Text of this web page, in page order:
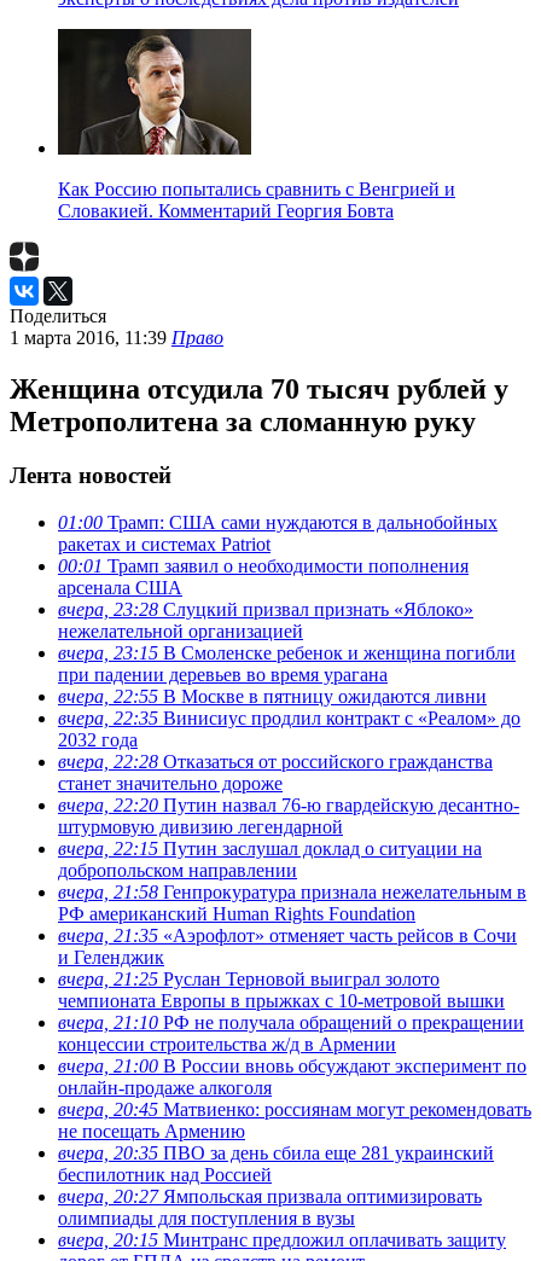
Как Россию попытались сравнить с Венгрией и
Словакией. Комментарий Георгия Бовта
Поделиться
1 марта 2016, 11:39 Право
Женщина отсудила 70 тысяч рублей у
Метрополитена за сломанную руку
Лента новостей
01:00 Трамп: США сами нуждаются в дальнобойных
ракетах и системах Patriot
00:01 Трамп заявил о необходимости пополнения
арсенала США
вчера, 23:28 Слуцкий призвал признать «Яблоко»
нежелательной организацией
вчера, 23:15 В Смоленске ребенок и женщина погибли
при падении деревьев во время урагана
вчера, 22:55 В Москве в пятницу ожидаются ливни
вчера, 22:35 Винисиус продлил контракт с «Реалом» до
2032 года
вчера, 22:28 Отказаться от российского гражданства
станет значительно дороже
вчера, 22:20 Путин назвал 76-ю гвардейскую десантно-
штурмовую дивизию легендарной
вчера, 22:15 Путин заслушал доклад о ситуации на
добропольском направлении
вчера, 21:58 Генпрокуратура признала нежелательным в
РФ американский Human Rights Foundation
вчера, 21:35 «Аэрофлот» отменяет часть рейсов в Сочи
и Геленджик
вчера, 21:25 Руслан Терновой выиграл золото
чемпионата Европы в прыжках с 10-метровой вышки
вчера, 21:10 РФ не получала обращений о прекращении
концессии строительства ж/д в Армении
вчера, 21:00 В России вновь обсуждают эксперимент по
онлайн-продаже алкоголя
вчера, 20:45 Матвиенко: россиянам могут рекомендовать
не посещать Армению
вчера, 20:35 ПВО за день сбила еще 281 украинский
беспилотник над Россией
вчера, 20:27Ямпольская призвала оптимизировать
олимпиады для поступления в вузы
вчера, 20:15 Минтранс предложил оплачивать защиту